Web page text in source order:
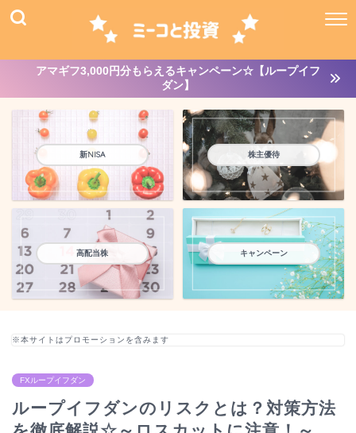
アマギフ3,000円分もらえるキャンペーン☆【ループイフ
ダン】
新NISA 株主優待
高配当株 キャンペーン
※本サイトはプロモーションを含みます
FXループイフダン
ループイフダンのリスクとは？対策方法